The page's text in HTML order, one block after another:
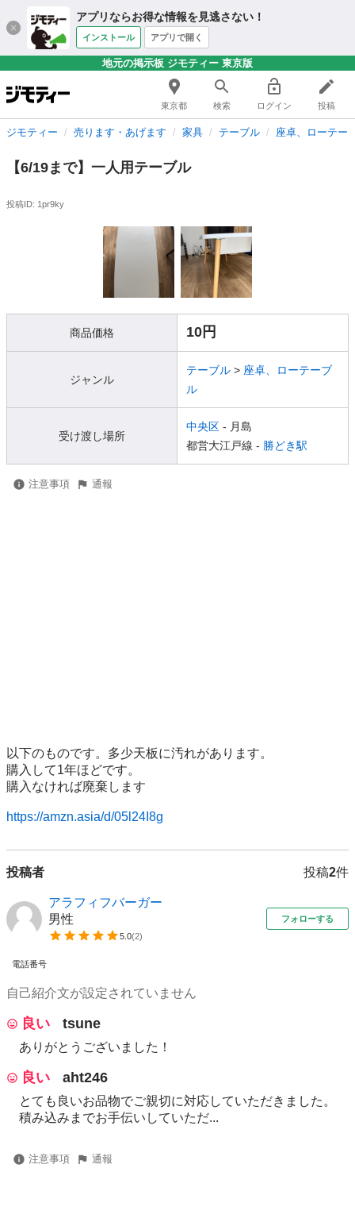
アプリならお得な情報を見逃さない！
インストール アプリで開く
地元の掲示板 ジモティー 東京版
東京都 検索 ログイン 投稿
ジモティー 売ります・あげます 家具 テーブル 座卓、ローテー
【6/19まで】一人用テーブル
投稿ID: 1pr9ky
商品価格 10円
ジャンル
テーブル > 座卓、ローテーブ
ル
受け渡し場所
中央区 - 月島
都営大江戸線 - 勝どき駅
注意事項 通報
以下のものです。多少天板に汚れがあります。
購入して1年ほどです。
購入なければ廃棄します
https://amzn.asia/d/05l24I8g
投稿者 投稿2件
アラフィフバーガー
男性
5.0(2)
フォローする
電話番号
自己紹介文が設定されていません
良い tsune
ありがとうございました！
良い aht246
とても良いお品物でご親切に対応していただきました。
積み込みまでお手伝いしていただ...
注意事項 通報